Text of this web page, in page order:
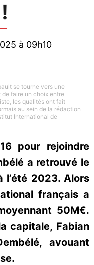
à 09h10
se tourne vers une
de faire un choix entre
les qualités ont fait
au sein de la rédaction
International de
pour rejoindre
a retrouvé le
l’été 2023. Alors
français a
50M€.
capitale, Fabian
avouant